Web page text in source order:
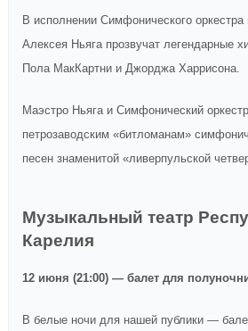
В исполнении Симфонического
Алексея Ньяга прозвучат легендарные
Пола МакКартни и Джорджа Харрисона.
Маэстро Ньяга и Симфонический
петрозаводским «битломанам»
песен знаменитой «ливерпульской
Музыкальный театр
Карелия
12 июня (21:00) — балет для
В белые ночи для нашей публики —